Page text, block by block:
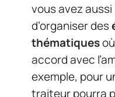
vous avez
d’organiser des
thématiques
accord avec
exemple, pour
traiteur pourra